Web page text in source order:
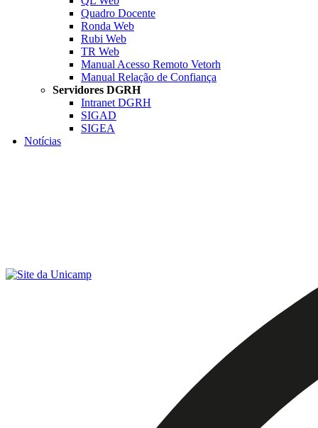
Quadro Docente
Ronda Web
Rubi Web
TR Web
Manual Acesso Remoto Vetorh
Manual Relação de Confiança
Servidores DGRH
Intranet DGRH
SIGAD
SIGEA
Notícias